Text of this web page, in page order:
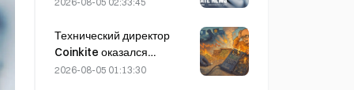
комиссией для мейкеров.
Технический директор
Coinkite оказался
вовлечён в инцидент,
2026-08-05 01:13:30